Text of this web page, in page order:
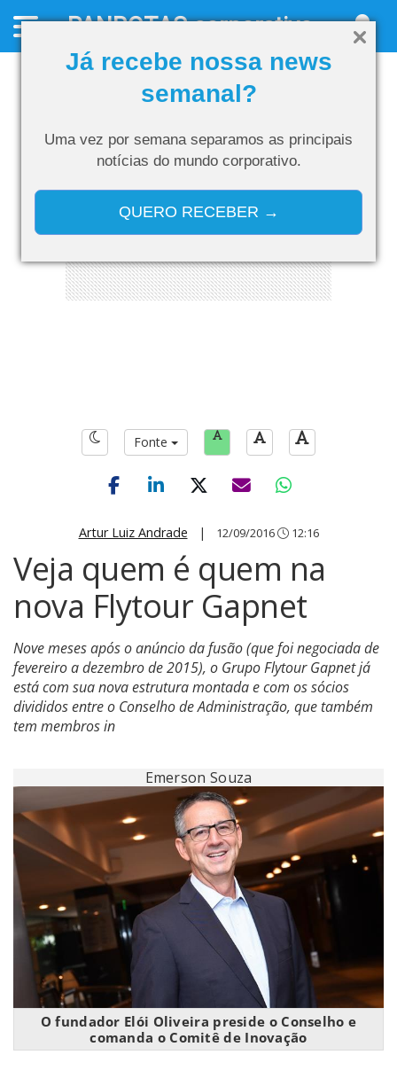
Já recebe nossa news
semanal?
Uma vez por semana separamos as principais
notícias do mundo corporativo.
QUERO RECEBER →
PANROTAScorporativo
Fonte
Artur Luiz Andrade | 12/09/2016 12:16
Veja quem é quem na
nova Flytour Gapnet
Nove meses após o anúncio da fusão (que foi negociada de
fevereiro a dezembro de 2015), o Grupo Flytour Gapnet já
está com sua nova estrutura montada e com os sócios
divididos entre o Conselho de Administração, que também
tem membros in
Emerson Souza
O fundador Elói Oliveira preside o Conselho e
comanda o Comitê de Inovação